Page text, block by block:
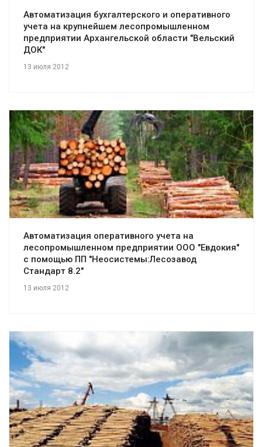
Автоматизация бухгалтерского и оперативного
учета на крупнейшем лесопромышленном
предприятии Архангельской области "Вельский
ДОК"
13 июля 2012
Смотреть проект
Автоматизация оперативного учета на
лесопромышленном предприятии ООО "Евдокия"
с помощью ПП "Неосистемы:Лесозавод
Стандарт 8.2"
13 июля 2012
Смотреть проект